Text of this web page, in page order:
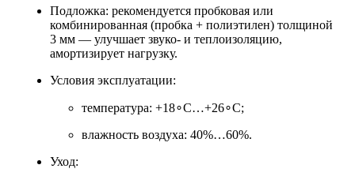
Подложка: рекомендуется пробковая или
комбинированная (пробка + полиэтилен) толщиной
3 мм — улучшает звуко‑ и теплоизоляцию,
амортизирует нагрузку.
Условия эксплуатации:
температура: +18∘C…+26∘C;
влажность воздуха: 40%…60%.
Уход: